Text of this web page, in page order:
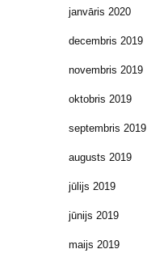
janvāris 2020
decembris 2019
novembris 2019
oktobris 2019
septembris 2019
augusts 2019
jūlijs 2019
jūnijs 2019
maijs 2019